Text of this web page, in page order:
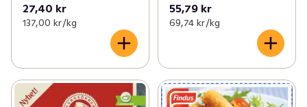
27,40 kr
137,00 kr /kg
55,79 kr
69,74 kr /kg